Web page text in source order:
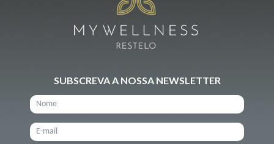
SUBSCREVA A NOSSA NEWSLETTER